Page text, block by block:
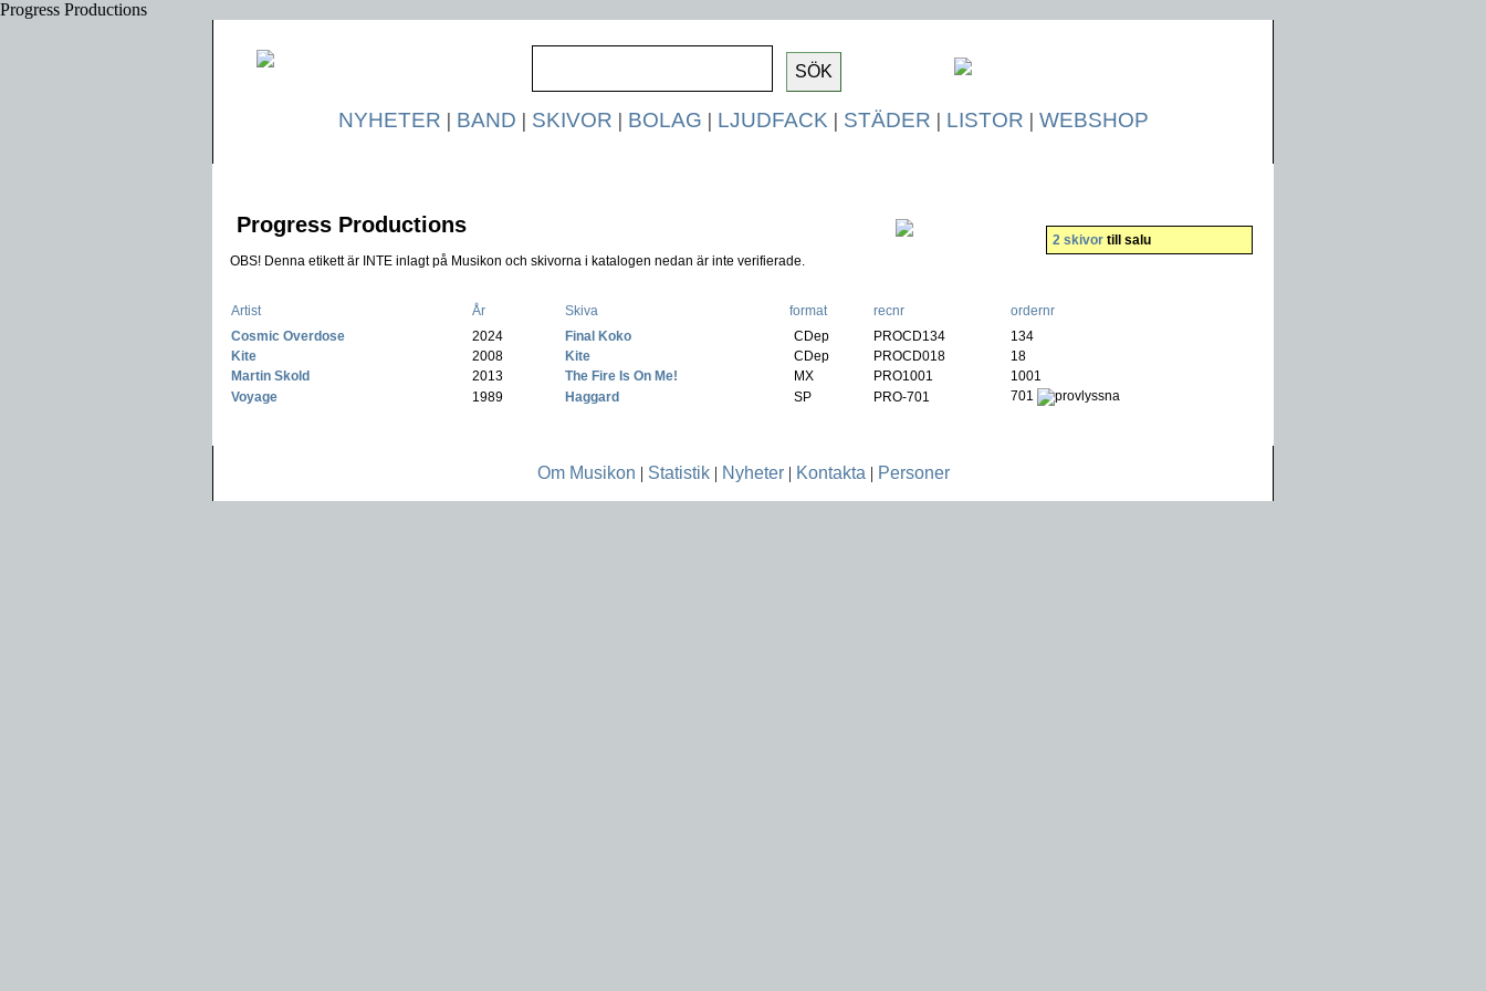
Progress Productions
NYHETER | BAND | SKIVOR | BOLAG | LJUDFACK | STÄDER | LISTOR | WEBSHOP
Progress Productions
OBS! Denna etikett är INTE inlagt på Musikon och skivorna i katalogen nedan är inte verifierade.
2 skivor till salu
Artist År Skiva format recnr
ordernr
Cosmic Overdose
2024 Final Koko CDep PROCD134
134
Kite
2008 Kite CDep PROCD018
18
Martin Skold
2013 The Fire Is On Me! MX PRO1001
1001
Voyage
1989 Haggard SP PRO-701 701
Om Musikon | Statistik| Nyheter| Kontakta | Personer